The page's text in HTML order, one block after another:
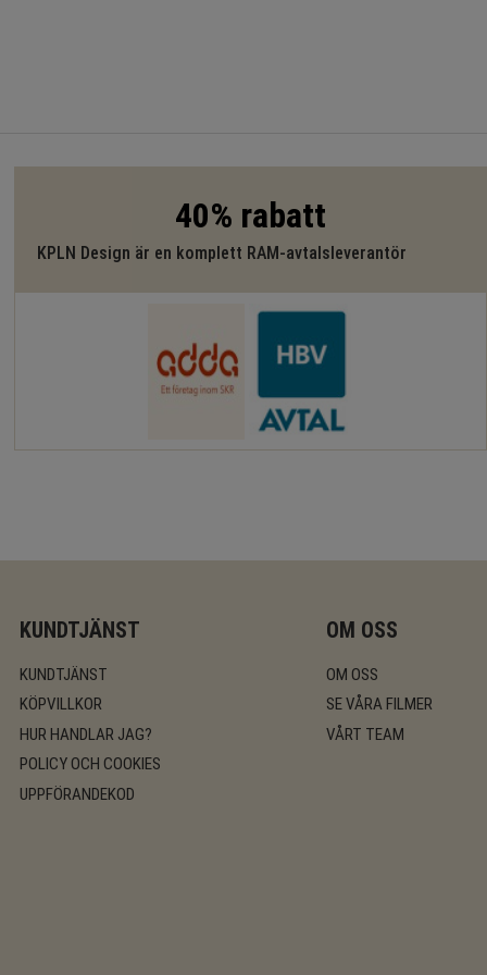
40% rabatt
KPLN Design är en komplett RAM-avtalsleverantör
KUNDTJÄNST
KUNDTJÄNST
KÖPVILLKOR
HUR HANDLAR JAG?
POLICY OCH COOKIES
UPPFÖRANDEKOD
OM OSS
OM OSS
SE VÅRA FILMER
VÅRT TEAM